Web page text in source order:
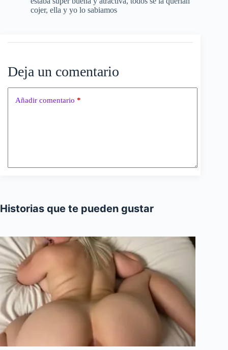
cojer, ella y yo lo sabiamos
Deja un comentario
Añadir comentario *
Historias que te pueden gustar